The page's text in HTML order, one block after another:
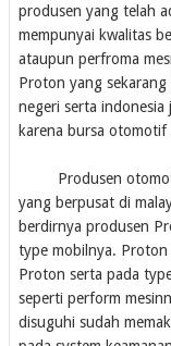
produsen yang telah
mempunyai kwalitas
ataupun perfroma
Proton yang
negeri serta
karena bursa otomotif
Produsen otomotif
yang berpusat di
berdirnya produsen
type mobilnya. Proton
Proton serta pada
seperti perform
disuguhi sudah